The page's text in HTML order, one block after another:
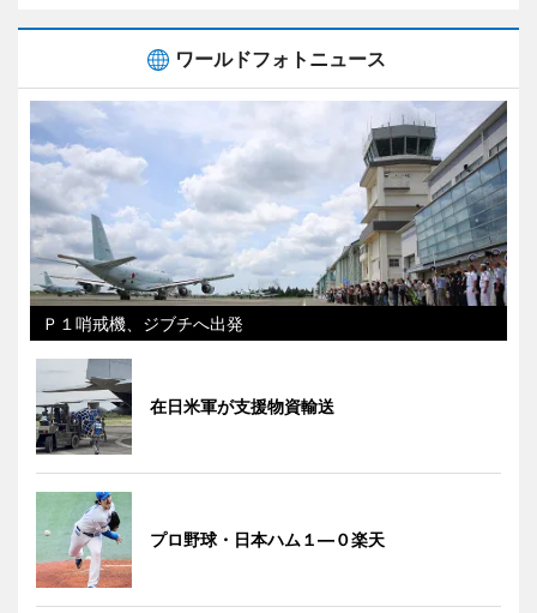
ワールドフォトニュース
Ｐ１哨戒機、ジブチへ出発
在日米軍が支援物資輸送
プロ野球・日本ハム１―０楽天